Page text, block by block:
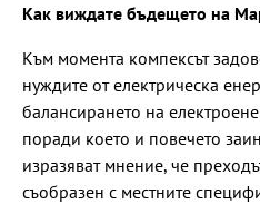
Как виждате бъдещето на
Към момента компексът
нуждите от електрическа
балансирането на
поради което и повечето
изразяват мнение, че
съобразен с местните